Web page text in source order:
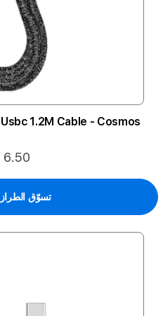
1.2M Cable - Cosmos
6.50
تسوّق